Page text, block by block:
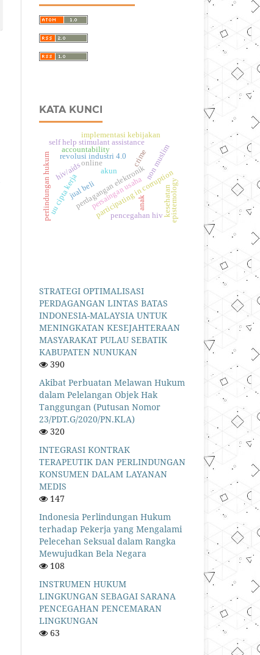
KATA KUNCI
jual beli
akun
online
persaingan usaha
perdagangan elektronik
revolusi industri 4.0
accountability crime
participating in corruption
self help stimulant assistance
hiv/aids
implementasi kebijakan
pencegahan hiv kesehatan
uu cipta kerja
perlindungan hukum anak
non muslim
epistemology
STRATEGI OPTIMALISASI
PERDAGANGAN LINTAS BATAS
INDONESIA-MALAYSIA UNTUK
MENINGKATAN KESEJAHTERAAN
MASYARAKAT PULAU SEBATIK
KABUPATEN NUNUKAN
390
Akibat Perbuatan Melawan Hukum
dalam Pelelangan Objek Hak
Tanggungan (Putusan Nomor
23/PDT.G/2020/PN.KLA)
320
INTEGRASI KONTRAK
TERAPEUTIK DAN PERLINDUNGAN
KONSUMEN DALAM LAYANAN
MEDIS
147
Indonesia Perlindungan Hukum
terhadap Pekerja yang Mengalami
Pelecehan Seksual dalam Rangka
Mewujudkan Bela Negara
108
INSTRUMEN HUKUM
LINGKUNGAN SEBAGAI SARANA
PENCEGAHAN PENCEMARAN
LINGKUNGAN
63